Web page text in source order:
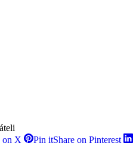
on X Pin itShare on Pinterest